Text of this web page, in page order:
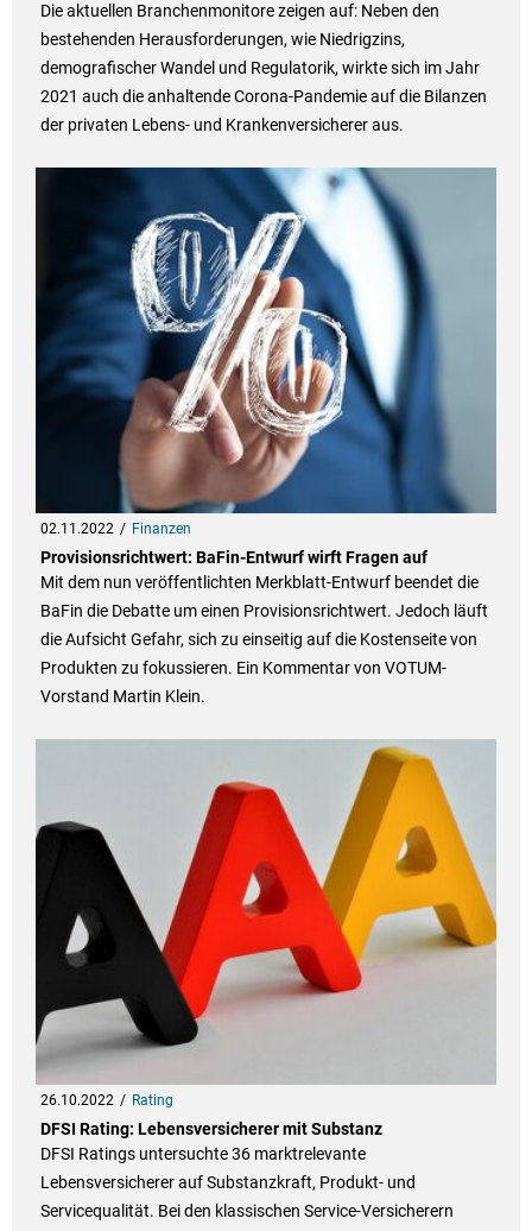
Die aktuellen Branchenmonitore zeigen auf: Neben den
bestehenden Herausforderungen, wie Niedrigzins,
demografischer Wandel und Regulatorik, wirkte sich im Jahr
2021 auch die anhaltende Corona-Pandemie auf die Bilanzen
der privaten Lebens- und Krankenversicherer aus.
02.11.2022 Finanzen
Provisionsrichtwert: BaFin-Entwurf wirft Fragen auf
Mit dem nun veröffentlichten Merkblatt-Entwurf beendet die
BaFin die Debatte um einen Provisionsrichtwert. Jedoch läuft
die Aufsicht Gefahr, sich zu einseitig auf die Kostenseite von
Produkten zu fokussieren. Ein Kommentar von VOTUM-
Vorstand Martin Klein.
26.10.2022 Rating
DFSI Rating: Lebensversicherer mit Substanz
DFSI Ratings untersuchte 36 marktrelevante
Lebensversicherer auf Substanzkraft, Produkt- und
Servicequalität. Bei den klassischen Service-Versicherern